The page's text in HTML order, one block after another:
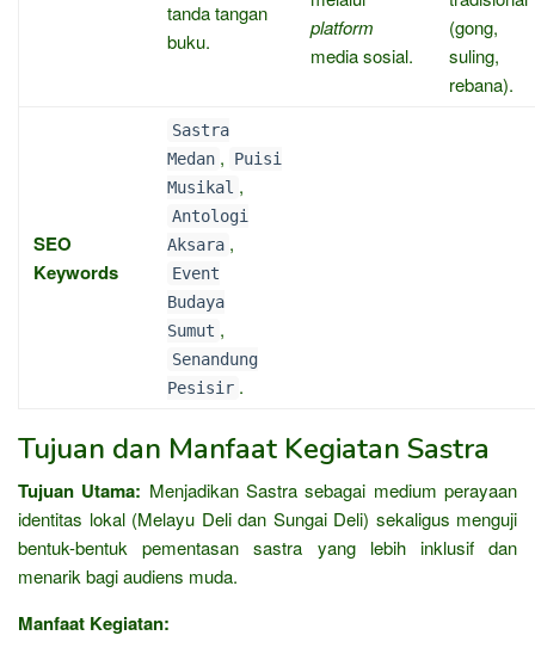
tanda tangan
buku.
platform
media sosial.
(gong,
suling,
rebana).
SEO
Keywords
Sastra
Medan ,
Puisi
Musikal ,
Antologi
Aksara ,
Event
Budaya
Sumut ,
Senandung
Pesisir .
Tujuan dan Manfaat Kegiatan Sastra
Tujuan Utama: Menjadikan Sastra sebagai medium perayaan
identitas lokal (Melayu Deli dan Sungai Deli) sekaligus menguji
bentuk-bentuk pementasan sastra yang lebih inklusif dan
menarik bagi audiens muda.
Manfaat Kegiatan: